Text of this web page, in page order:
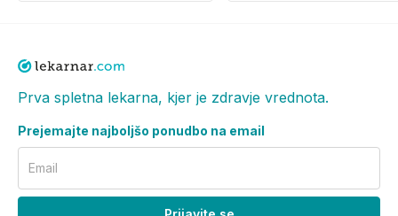
Prva spletna lekarna, kjer je zdravje vrednota.
Prejemajte najboljšo ponudbo na email
Email